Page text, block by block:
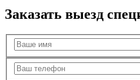
Заказать выезд